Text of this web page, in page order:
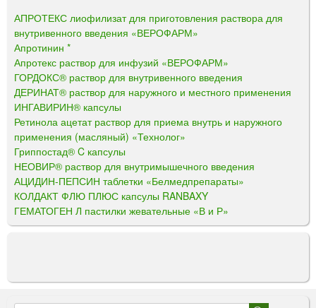
АПРОТЕКС лиофилизат для приготовления раствора для
внутривенного введения «ВЕРОФАРМ»
Апротинин *
Апротекс раствор для инфузий «ВЕРОФАРМ»
ГОРДОКС® раствор для внутривенного введения
ДЕРИНАТ® раствор для наружного и местного применения
ИНГАВИРИН® капсулы
Ретинола ацетат раствор для приема внутрь и наружного
применения (масляный) «Технолог»
Гриппостад® C капсулы
НЕОВИР® раствор для внутримышечного введения
АЦИДИН-ПЕПСИН таблетки «Белмедпрепараты»
КОЛДАКТ ФЛЮ ПЛЮС капсулы RANBAXY
ГЕМАТОГЕН Л пастилки жевательные «В и Р»